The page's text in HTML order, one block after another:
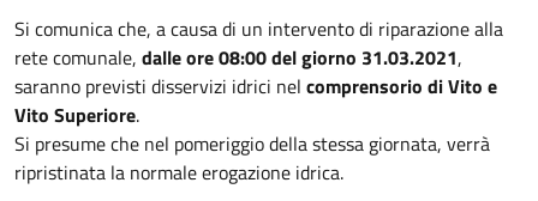
Si comunica che, a causa di un intervento di riparazione alla
rete comunale, dalle ore 08:00 del giorno 31.03.2021,
saranno previsti disservizi idrici nel comprensorio di Vito e
Vito Superiore.
Si presume che nel pomeriggio della stessa giornata, verrà
ripristinata la normale erogazione idrica.